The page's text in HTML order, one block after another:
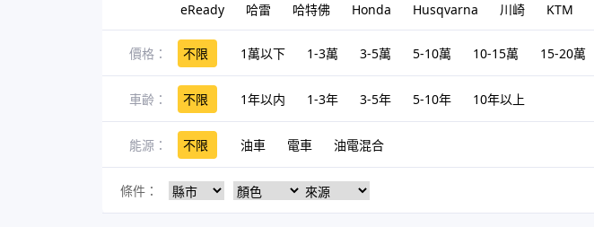
eReady 哈雷 哈特佛 Honda Husqvarna 川崎 KTM
價格： 不限 1萬以下 1-3萬 3-5萬 5-10萬 10-15萬 15-20萬
車齡： 不限 1年以内 1-3年 3-5年 5-10年 10年以上
能源： 不限 油車 電車 油電混合
條件：